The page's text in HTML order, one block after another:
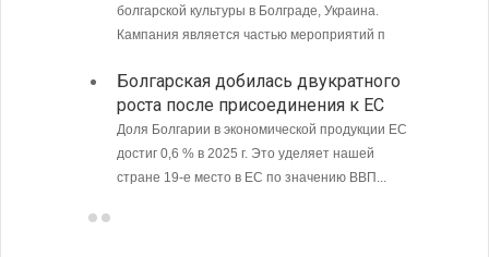
болгарской культуры в Болграде, Украина.
Кампания является частью мероприятий п
Болгарская добилась двукратного
роста после присоединения к ЕС
Доля Болгарии в экономической продукции ЕС
достиг 0,6 % в 2025 г. Это уделяет нашей
стране 19-е место в ЕС по значению ВВП...